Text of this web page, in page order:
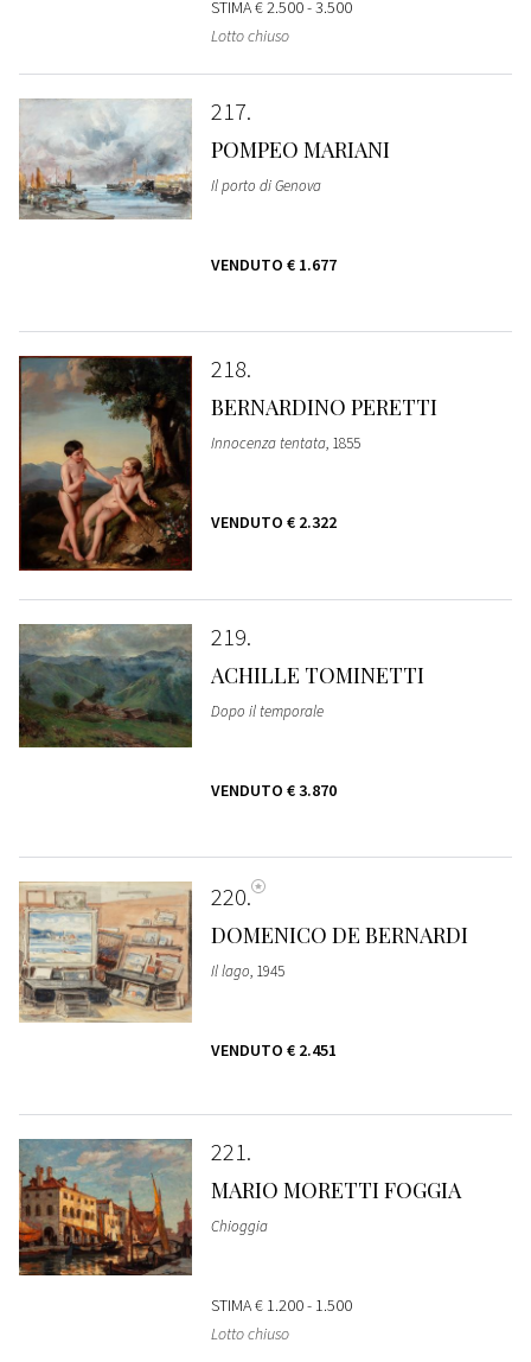
STIMA€ 2.500 - 3.500
Lotto chiuso
217
POMPEO MARIANI
Il porto di Genova
VENDUTO € 1.677
218
BERNARDINO PERETTI
Innocenza tentata, 1855
VENDUTO € 2.322
219
ACHILLE TOMINETTI
Dopo il temporale
VENDUTO € 3.870
220
DOMENICO DE BERNARDI
Il lago, 1945
VENDUTO € 2.451
221
MARIO MORETTI FOGGIA
Chioggia
STIMA€ 1.200 - 1.500
Lotto chiuso